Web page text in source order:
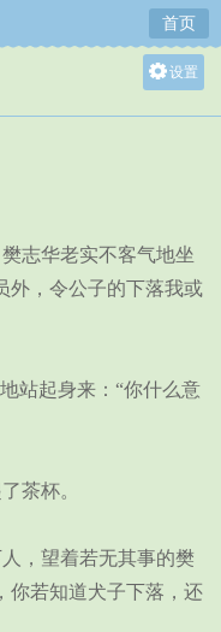
首页
设置
志华老实不客气地坐
外，令公子的下落我或
站起身来：“你什么意
茶杯。
，望着若无其事的樊
你若知道犬子下落，还